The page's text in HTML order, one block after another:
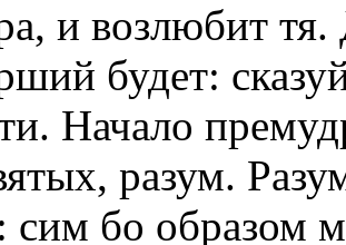
и возлюбит
будет:
Начало
разум.
сим бо образом